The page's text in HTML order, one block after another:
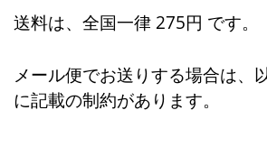
送料は、全国一律 275円 です。
メール便でお送りする場合は、
に記載の制約があります。